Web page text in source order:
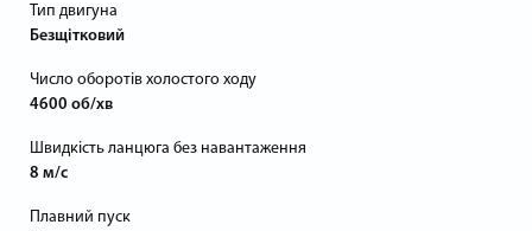
Тип двигуна
Безщітковий
Число оборотів холостого ходу
4600 об/хв
Швидкість ланцюга без навантаження
8 м/с
Плавний пуск